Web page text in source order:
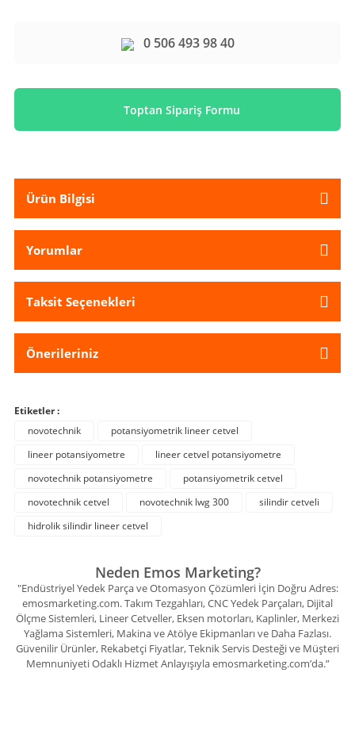
0 506 493 98 40
Toptan Sipariş Formu
Ürün Bilgisi
Yorumlar
Taksit Seçenekleri
Önerileriniz
Etiketler :
novotechnik
potansiyometrik lineer cetvel
lineer potansiyometre
lineer cetvel potansiyometre
novotechnik potansiyometre
potansiyometrik cetvel
novotechnik cetvel
novotechnik lwg 300
silindir cetveli
hidrolik silindir lineer cetvel
Neden Emos Marketing?
"Endüstriyel Yedek Parça ve Otomasyon Çözümleri İçin Doğru Adres:
emosmarketing.com. Takım Tezgahları, CNC Yedek Parçaları, Dijital
Ölçme Sistemleri, Lineer Cetveller, Eksen motorları, Kaplinler, Merkezi
Yağlama Sistemleri, Makina ve Atölye Ekipmanları ve Daha Fazlası.
Güvenilir Ürünler, Rekabetçi Fiyatlar, Teknik Servis Desteği ve Müşteri
Memnuniyeti Odaklı Hizmet Anlayışıyla emosmarketing.com’da.”